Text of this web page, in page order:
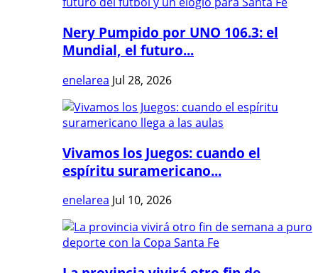
Nery Pumpido por UNO 106.3: el
Mundial, el futuro...
enelarea Jul 28, 2026
Vivamos los Juegos: cuando el
espíritu suramericano...
enelarea Jul 10, 2026